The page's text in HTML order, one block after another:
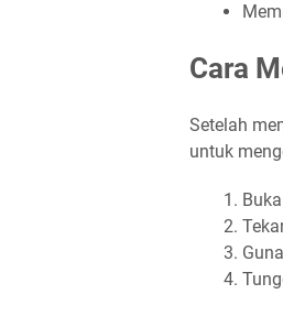
Cara
Setelah
untuk